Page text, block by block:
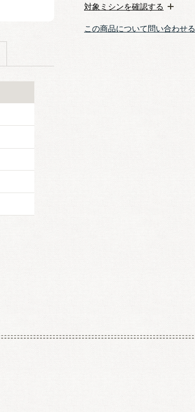
対象ミシンを確認する
この商品について問い合わせる